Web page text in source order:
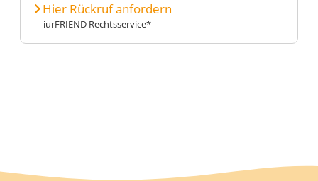
Hier Rückruf anfordern
iurFRIEND Rechtsservice*